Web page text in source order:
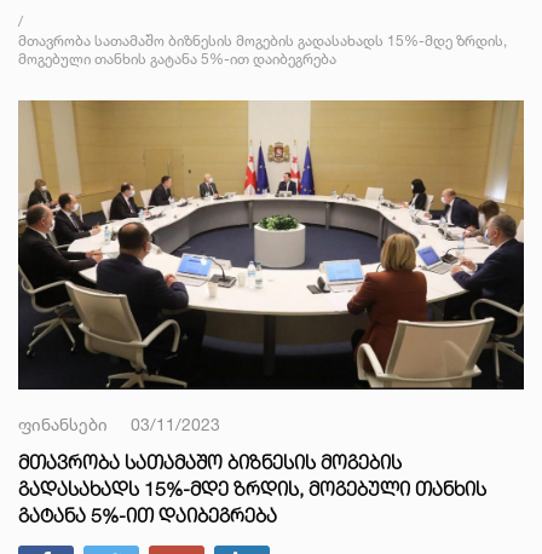
მთავრობა სათამაშო ბიზნესის მოგების გადასახადს 15%-მდე ზრდის,
მოგებული თანხის გატანა 5%-ით დაიბეგრება
ფინანსები 03/11/2023
ᲛᲗᲐᲕᲠᲝᲑᲐ ᲡᲐᲗᲐᲛᲐᲨᲝ ᲑᲘᲖᲜᲔᲡᲘᲡ ᲛᲝᲒᲔᲑᲘᲡ
ᲒᲐᲓᲐᲡᲐᲮᲐᲓᲡ 15%-ᲛᲓᲔ ᲖᲠᲓᲘᲡ, ᲛᲝᲒᲔᲑᲣᲚᲘ ᲗᲐᲜᲮᲘᲡ
ᲒᲐᲢᲐᲜᲐ 5%-ᲘᲗ ᲓᲐᲘᲑᲔᲒᲠᲔᲑᲐ